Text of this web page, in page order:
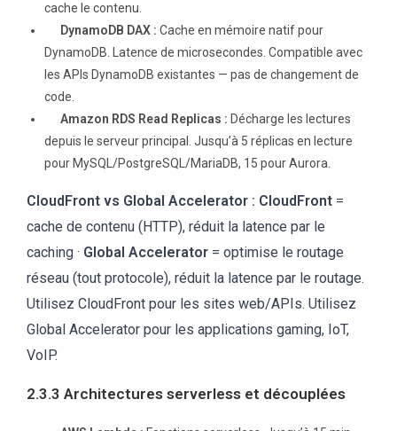
cache le contenu.
DynamoDB DAX : Cache en mémoire natif pour
DynamoDB. Latence de microsecondes. Compatible avec
les APIs DynamoDB existantes — pas de changement de
code.
Amazon RDS Read Replicas : Décharge les lectures
depuis le serveur principal. Jusqu’à 5 réplicas en lecture
pour MySQL/PostgreSQL/MariaDB, 15 pour Aurora.
CloudFront vs Global Accelerator : CloudFront =
cache de contenu (HTTP), réduit la latence par le
caching · Global Accelerator = optimise le routage
réseau (tout protocole), réduit la latence par le routage.
Utilisez CloudFront pour les sites web/APIs. Utilisez
Global Accelerator pour les applications gaming, IoT,
VoIP.
2.3.3 Architectures serverless et découplées